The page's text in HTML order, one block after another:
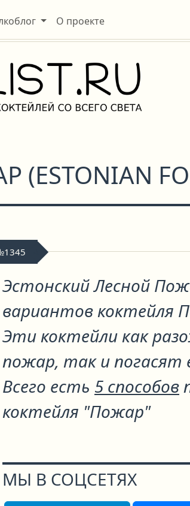
О проекте
(ESTONIAN
Эстонский Лесной
вариантов коктейля
Эти коктейли как
пожар, так и погасят
Всего есть 5 способов
коктейля "Пожар"
МЫ В СОЦСЕТЯХ